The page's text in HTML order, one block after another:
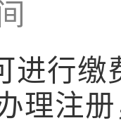
进行缴
理注